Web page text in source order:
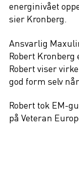
energinivået
sier Kronberg.
Ansvarlig
Robert
Robert viser
god form selv
Robert tok EM-
på Veteran